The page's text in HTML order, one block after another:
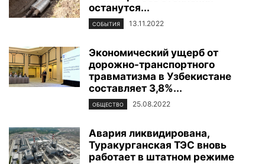
останутся...
СОБЫТИЯ 13.11.2022
Экономический ущерб от
дорожно-транспортного
травматизма в Узбекистане
составляет 3,8%...
ОБЩЕСТВО 25.08.2022
Авария ликвидирована,
Туракурганская ТЭС вновь
работает в штатном режиме